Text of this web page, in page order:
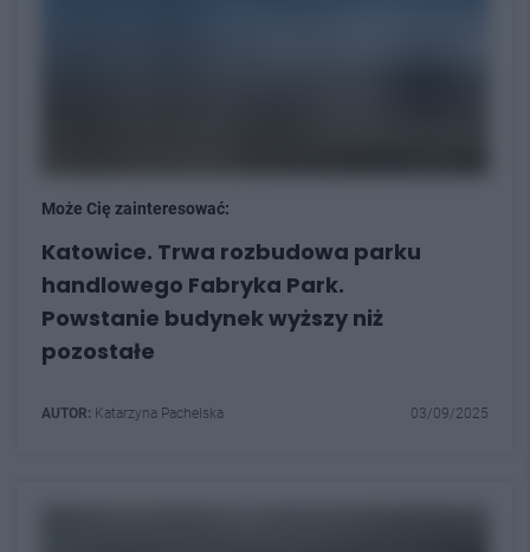
Może Cię zainteresować:
Katowice. Trwa rozbudowa parku
handlowego Fabryka Park.
Powstanie budynek wyższy niż
pozostałe
AUTOR: Katarzyna Pachelska 03/09/2025